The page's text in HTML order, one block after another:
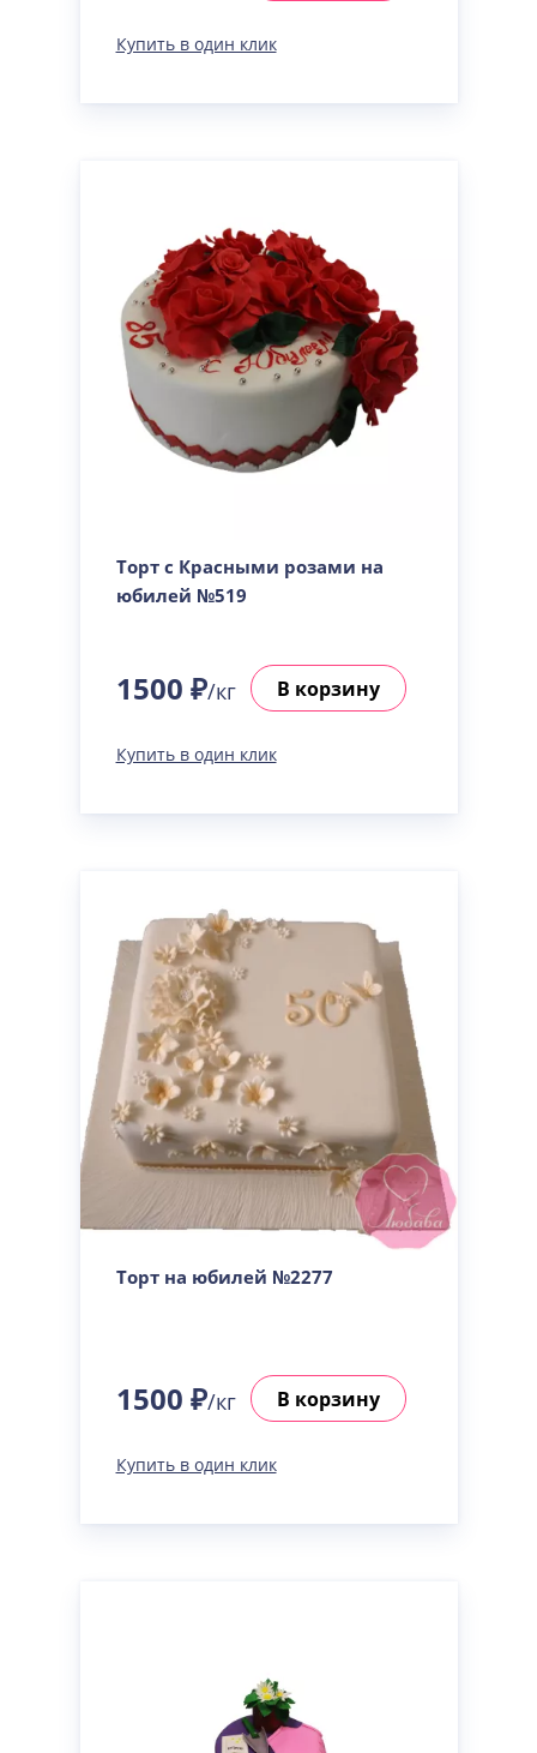
Купить в один клик
Торт с Красными розами на
юбилей №519
1500 ₽/кг В корзину
Купить в один клик
Торт на юбилей №2277
1500 ₽/кг В корзину
Купить в один клик